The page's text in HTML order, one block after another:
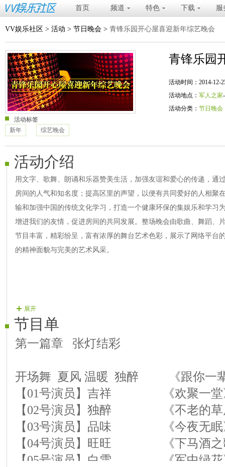
首页 频道 特色 下载 服
VV娱乐社区 > 活动 > 节日晚会 > 青锋乐园开心屋喜迎新年综艺晚会
青锋乐园
活动时间：2014-12-
活动地点： 军人之家
活动分类： 节日晚会
活动标签
新年
综艺晚会
活动介绍
用文字、歌舞、朗诵和乐器赞美生活，加强友谊和爱心的传递，通
房间的人气和知名度；提高区里的声望，以便有共同爱好的人相聚
输和加强中国的传统文化学习，打造一个健康环保的集娱乐和学习
增进我们的友情，促进房间的共同发展。整场晚会由歌曲、舞蹈、
节目丰富，精彩纷呈，富有浓厚的舞台艺术色彩，展示了网络平台
的精神面貌与完美的艺术风采。
展开
节目单
第一篇章 张灯结彩
开场舞 夏风 温暖 独醉 《跟你一
【01号演员】吉祥 《欢聚一堂
【02号演员】独醉 《不老
【03号演员】品味 《今夜无眠
【04号演员】旺旺 《下马酒之
【05号演员】白雪 《军中绿花